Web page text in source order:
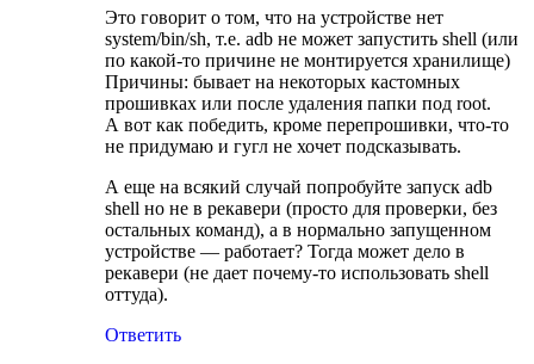
Это говорит о том, что на устройстве нет
system/bin/sh, т.е. adb не может запустить shell (или
по какой-то причине не монтируется хранилище)
Причины: бывает на некоторых кастомных
прошивках или после удаления папки под root.
А вот как победить, кроме перепрошивки, что-то
не придумаю и гугл не хочет подсказывать.
А еще на всякий случай попробуйте запуск adb
shell но не в рекавери (просто для проверки, без
остальных команд), а в нормально запущенном
устройстве — работает? Тогда может дело в
рекавери (не дает почему-то использовать shell
оттуда).
Ответить